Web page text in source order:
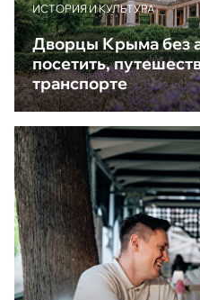
ИСТОРИЯ И КУЛЬТУРА
Дворцы Крыма без
посетить,
транспорте